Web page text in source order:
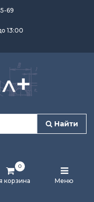
69
13:00
Найти
корзина
0
Меню